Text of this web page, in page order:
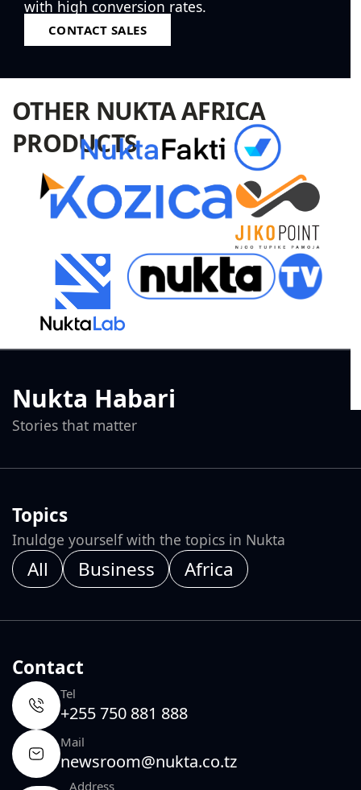
with high conversion rates.
CONTACT SALES
OTHER NUKTA AFRICA
PRODUCTS
Nukta Habari
Stories that matter
Topics
Inuldge yourself with the topics in Nukta
All Business Africa
Contact
Tel
+255 750 881 888
Mail
newsroom@nukta.co.tz
Address